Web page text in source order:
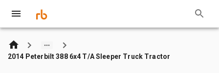
2014 Peterbilt 388 6x4 T/A Sleeper Truck Tractor